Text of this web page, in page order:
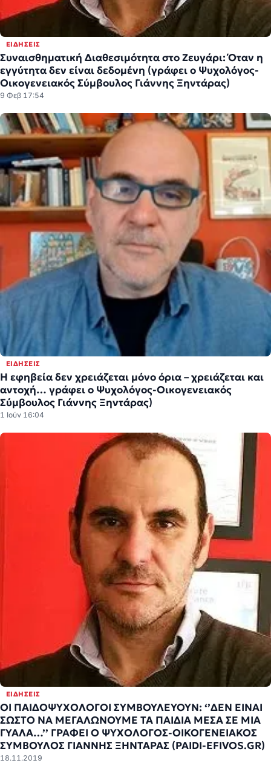
ΕΙΔΉΣΕΙΣ
Συναισθηματική Διαθεσιμότητα στο Ζευγάρι: Όταν η
εγγύτητα δεν είναι δεδομένη (γράφει ο Ψυχολόγος-
Οικογενειακός Σύμβουλος Γιάννης Ξηντάρας)
9 Φεβ 17:54
ΕΙΔΉΣΕΙΣ
Η εφηβεία δεν χρειάζεται μόνο όρια – χρειάζεται και
αντοχή… γράφει ο Ψυχολόγος-Οικογενειακός
Σύμβουλος Γιάννης Ξηντάρας)
1 Ιούν 16:04
ΕΙΔΉΣΕΙΣ
ΟΙ ΠΑΙΔΟΨΥΧΟΛΟΓΟΙ ΣΥΜΒΟΥΛΕΥΟΥΝ: ‘’ΔΕΝ ΕΙΝΑΙ
ΣΩΣΤΟ ΝΑ ΜΕΓΑΛΩΝΟΥΜΕ ΤΑ ΠΑΙΔΙΑ ΜΕΣΑ ΣΕ ΜΙΑ
ΓΥΑΛΑ…’’ ΓΡΑΦΕΙ Ο ΨΥΧΟΛΟΓΟΣ-ΟΙΚΟΓΕΝΕΙΑΚΟΣ
ΣΥΜΒΟΥΛΟΣ ΓΙΑΝΝΗΣ ΞΗΝΤΑΡΑΣ (PAIDI-EFIVOS.GR)
18.11.2019